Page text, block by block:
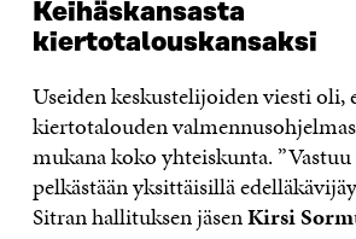
Keihäskansasta
kiertotalouskansaksi
Useiden keskustelijoiden viesti oli,
kiertotalouden
mukana koko yhteiskunta.
pelkästään yksittäisillä
Sitran hallituksen jäsenKirsi